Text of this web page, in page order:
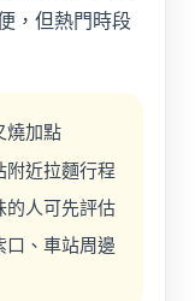
，但熱門時段
燒加點
附近拉麵行程
的人可先評估
口、車站周邊